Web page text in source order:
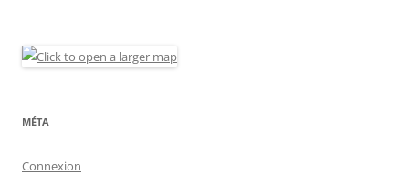
MÉTA
Connexion